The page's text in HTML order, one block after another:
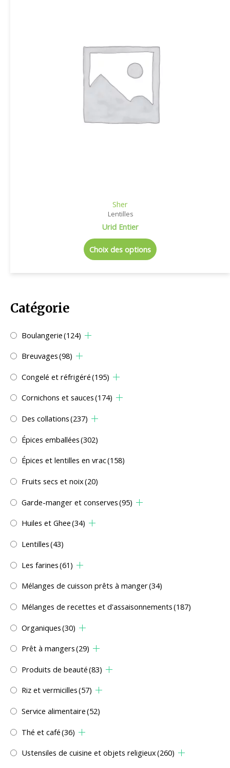
Catégorie
Boulangerie(124)
Breuvages(98)
Congelé et réfrigéré(195)
Cornichons et sauces(174)
Des collations(237)
Épices emballées(302)
Épices et lentilles en vrac(158)
Fruits secs et noix(20)
Garde-manger et conserves(95)
Huiles et Ghee(34)
Lentilles(43)
Les farines(61)
Mélanges de cuisson prêts à manger(34)
Mélanges de recettes et d'assaisonnements(187)
Organiques(30)
Prêt à mangers(29)
Produits de beauté(83)
Riz et vermicilles(57)
Service alimentaire(52)
Thé et café(36)
Ustensiles de cuisine et objets religieux(260)
Sher
Lentilles
Urid Entier
Choix des options